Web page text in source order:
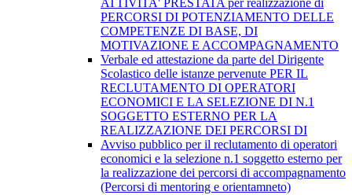
ATTIVITA' PRESTATA per realizzazione di
PERCORSI DI POTENZIAMENTO DELLE
COMPETENZE DI BASE, DI
MOTIVAZIONE E ACCOMPAGNAMENTO
Verbale ed attestazione da parte del Dirigente
Scolastico delle istanze pervenute PER IL
RECLUTAMENTO DI OPERATORI
ECONOMICI E LA SELEZIONE DI N.1
SOGGETTO ESTERNO PER LA
REALIZZAZIONE DEI PERCORSI DI
Avviso pubblico per il reclutamento di operatori
economici e la selezione n.1 soggetto esterno per
la realizzazione dei percorsi di accompagnamento
(Percorsi di mentoring e orientamneto)